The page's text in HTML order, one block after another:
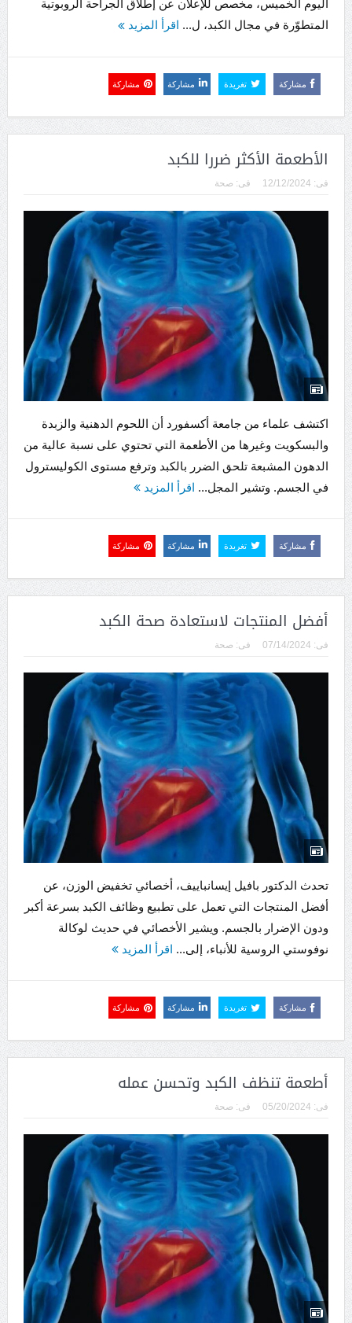
اليوم الخميس، مخصص للإعلان عن إطلاق الجراحة الروبوتية
المتطوّرة في مجال الكبد، ل... اقرأ المزيد
مشاركة تغريدة مشاركة مشاركة
الأطعمة الأكثر ضررا للكبد
فى: 12/12/2024 فى: صحة
اكتشف علماء من جامعة أكسفورد أن اللحوم الدهنية والزبدة
والبسكويت وغيرها من الأطعمة التي تحتوي على نسبة عالية من
الدهون المشبعة تلحق الضرر بالكبد وترفع مستوى الكوليسترول
في الجسم. وتشير المجل... اقرأ المزيد
مشاركة تغريدة مشاركة مشاركة
أفضل المنتجات لاستعادة صحة الكبد
فى: 07/14/2024 فى: صحة
تحدث الدكتور بافيل إيسانباييف، أخصائي تخفيض الوزن، عن
أفضل المنتجات التي تعمل على تطبيع وظائف الكبد بسرعة أكبر
ودون الإضرار بالجسم. ويشير الأخصائي في حديث لوكالة
نوفوستي الروسية للأنباء، إلى... اقرأ المزيد
مشاركة تغريدة مشاركة مشاركة
أطعمة تنظف الكبد وتحسن عمله
فى: 05/20/2024 فى: صحة